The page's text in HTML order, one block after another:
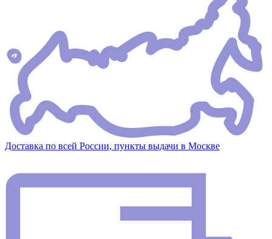
Доставка по всей России, пункты выдачи в Москве